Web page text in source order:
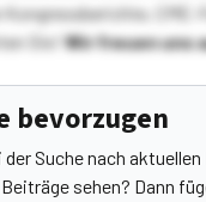
Kongressberichte, CME-
Sie!Wir freuen uns
bevorzugen
Suche nach
sehen? Dann